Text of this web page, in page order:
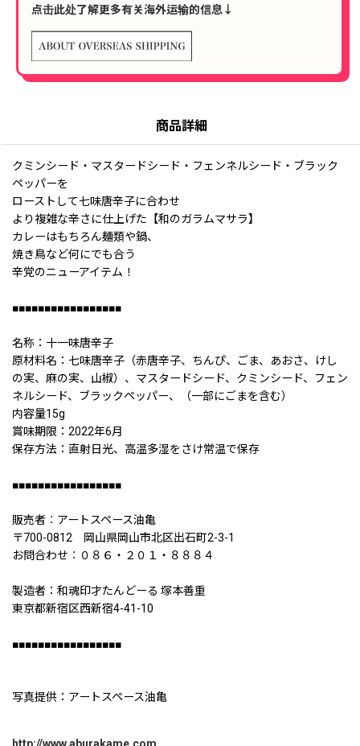
点击此处了解更多有关海外运输的信息↓
商品詳細
クミンシード・マスタードシード・フェンネルシード・ブラック
ペッパーを
ローストして七味唐辛子に合わせ
より複雑な辛さに仕上げた【和のガラムマサラ】
カレーはもちろん麺類や鍋、
焼き鳥など何にでも合う
辛党のニューアイテム！
■■■■■■■■■■■■■■■■■
名称：十一味唐辛子
原材料名：七味唐辛子（赤唐辛子、ちんぴ、ごま、あおさ、けし
の実、麻の実、山椒）、マスタードシード、クミンシード、フェン
ネルシード、ブラックペッパー、（一部にごまを含む）
内容量15g
賞味期限：2022年6月
保存方法：直射日光、高温多湿をさけ常温で保存
■■■■■■■■■■■■■■■■■
販売者︰アートスペース油亀
〒700-0812 岡山県岡山市北区出石町2-3-1
お問合わせ︰０８６・２０１・８８８４
製造者：和魂印才たんどーる 塚本善重
東京都新宿区西新宿4-41-10
■■■■■■■■■■■■■■■■■
写真提供：アートスペース油亀
http://www.aburakame.com